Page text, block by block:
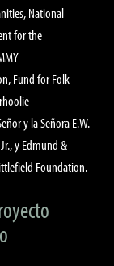
National
for the
Fund for Folk
y la Señora E.W.
y Edmund &
Foundation.